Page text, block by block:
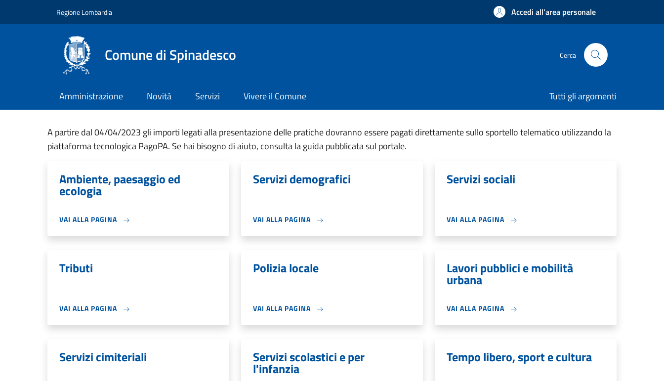
Regione Lombardia Accedi all'area personale
Comune di Spinadesco Cerca
Amministrazione Novità Servizi Vivere il Comune Tutti gli argomenti
A partire dal 04/04/2023 gli importi legati alla presentazione delle pratiche dovranno essere pagati direttamente sullo sportello telematico utilizzando la
piattaforma tecnologica PagoPA. Se hai bisogno di aiuto, consulta la guida pubblicata sul portale.
Ambiente, paesaggio ed
ecologia
VAI ALLA PAGINA
Servizi demografici
VAI ALLA PAGINA
Servizi sociali
VAI ALLA PAGINA
Tributi
VAI ALLA PAGINA
Polizia locale
VAI ALLA PAGINA
Lavori pubblici e mobilità
urbana
VAI ALLA PAGINA
Servizi cimiteriali Servizi scolastici e per
l'infanzia
Tempo libero, sport e cultura